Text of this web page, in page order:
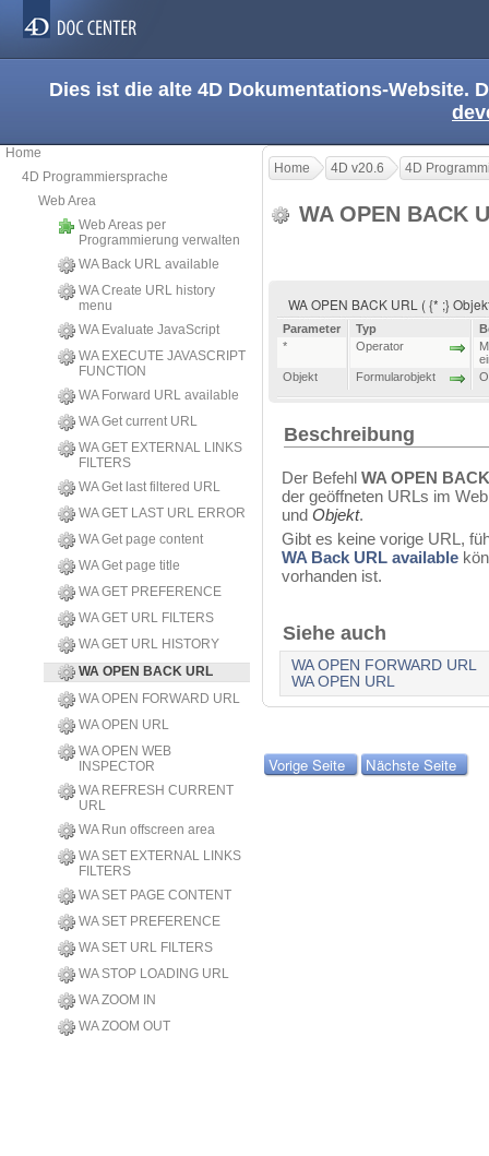
Dies ist die alte 4D Dokumentations-Website.
Home
4D Programmiersprache
Web Area
Web Areas per
Programmierung verwalten
WA Back URL available
WA Create URL history
menu
WA Evaluate JavaScript
WA EXECUTE JAVASCRIPT
FUNCTION
WA Forward URL available
WA Get current URL
WA GET EXTERNAL LINKS
FILTERS
WA Get last filtered URL
WA GET LAST URL ERROR
WA Get page content
WA Get page title
WA GET PREFERENCE
WA GET URL FILTERS
WA GET URL HISTORY
WA OPEN BACK URL
WA OPEN FORWARD URL
WA OPEN URL
WA OPEN WEB
INSPECTOR
WA REFRESH CURRENT
URL
WA Run offscreen area
WA SET EXTERNAL LINKS
FILTERS
WA SET PAGE CONTENT
WA SET PREFERENCE
WA SET URL FILTERS
WA STOP LOADING URL
WA ZOOM IN
WA ZOOM OUT
Home 4D v20.6 4D
WA OPEN BACK
WA OPEN BACK URL ( {* ;}
Parameter Typ
*
Operator
Objekt
Formularobjekt
Beschreibung
Der Befehl WA OPEN
der geöffneten URLs im
und Objekt.
Gibt es keine vorige URL,
WA Back URL available
vorhanden ist.
Siehe auch
WA OPEN FORWARD URL
WA OPEN URL
Vorige Seite Nächste Seite